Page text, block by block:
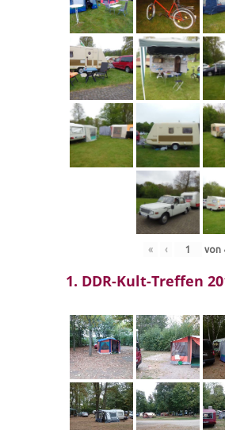
« ‹ von
1. DDR-Kult-Treffen